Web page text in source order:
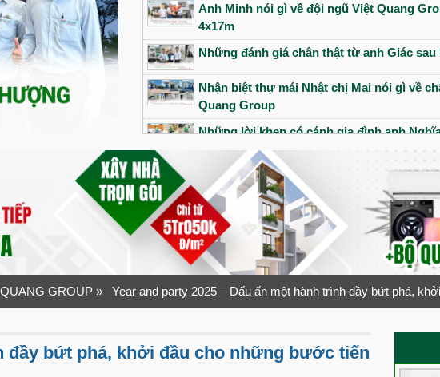
Anh Minh nói gì về đội ngũ Việt Quang
4x17m
Những đánh giá chân thật từ anh Giác
Nhận biệt thự mái Nhật chị Mai nói gì về
Quang Group
Những lời khen có cánh gia đình anh
công của đội ngũ Việt Quang Group
Bàn giao siêu phẩm nhà phố tân cổ điển
Tổ ấm đầu tiên của đôi vợ chống trẻ có
ra sao?
“Nhanh – Gọn – Lẹ” Anh Minh đánh giá
Quang Group
Bàn giao nhà phố 1 trệt 3 lầu chú Liệt
1 năm sau bàn giao cô Nga nói gì về Việt
An dưỡng tuổi già với ngôi nhà 1 trệt 2
GROUP » Year and party 2025 – Dấu ấn một hành trình đầy bứt phá,
đầy bứt phá, khởi đầu cho những bước tiến